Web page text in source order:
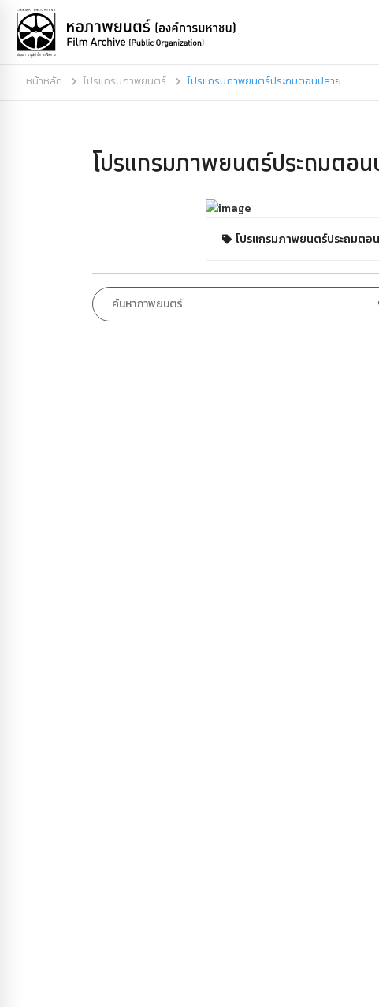
หน้าหลัก โปรแกรมภาพยนตร์ โปรแกรมภาพยนตร์ประถมตอนปลาย
โปรแกรมภาพยนตร์ประถมตอ
โปรแกรมภาพยนตร์ประถมตอ